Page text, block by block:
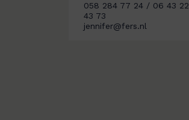
058 284 77 24 / 06 43 22
43 73
jennifer@fers.nl